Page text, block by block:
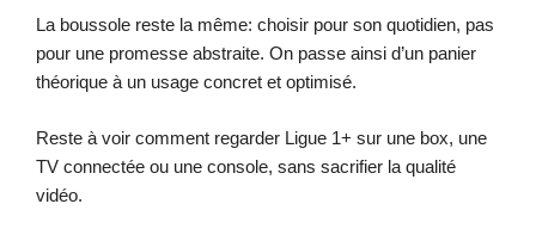
La boussole reste la même: choisir pour son quotidien, pas
pour une promesse abstraite. On passe ainsi d’un panier
théorique à un usage concret et optimisé.
Reste à voir comment regarder Ligue 1+ sur une box, une
TV connectée ou une console, sans sacrifier la qualité
vidéo.